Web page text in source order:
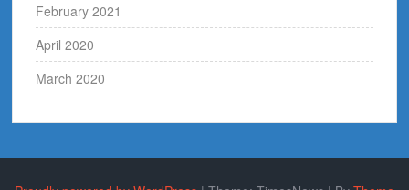
February 2021
April 2020
March 2020